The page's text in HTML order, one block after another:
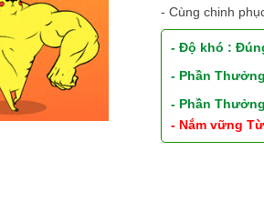
- Cùng chinh
- Độ khó :
- Phần
- Phần
- Nắm vững